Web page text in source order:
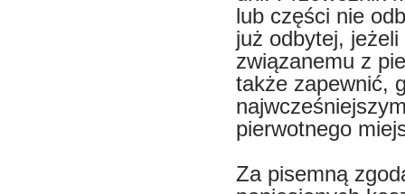
lub części nie
już odbytej, jeżeli
związanemu z
także zapewnić,
pierwotnego
Za pisemną